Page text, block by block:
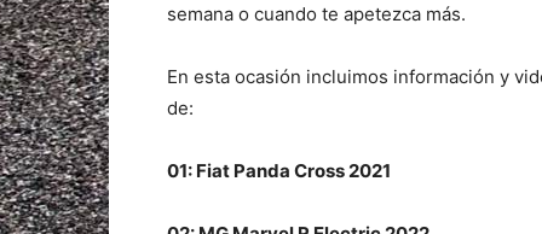
semana o cuando te apetezca más.
En esta ocasión incluimos información y
de:
01: Fiat Panda Cross 2021